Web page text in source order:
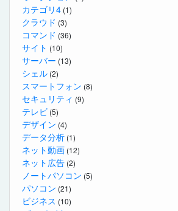
カテゴリ4 (1)
クラウド (3)
コマンド (36)
サイト (10)
サーバー (13)
シェル (2)
スマートフォン (8)
セキュリティ (9)
テレビ (5)
デザイン (4)
データ分析 (1)
ネット動画 (12)
ネット広告 (2)
ノートパソコン (5)
パソコン (21)
ビジネス (10)